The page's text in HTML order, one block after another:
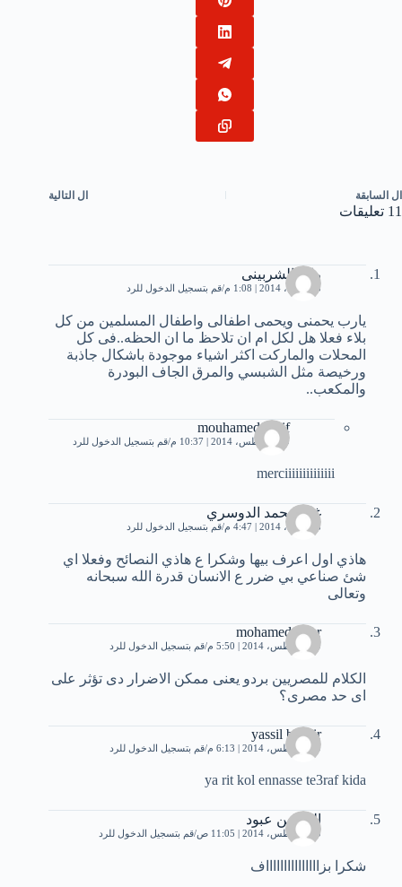
ال السابقة ال التالية
11 تعليقات
رانيا الشربينى
15 أبريل، 2014 | 1:08 م قم بتسجيل الدخول للرد
يارب يحمنى ويحمى اطفالى واطفال المسلمين من كل
بلاء فعلا هل لكل ام ان تلاحظ ما ان الحظه..فى كل
المحلات والماركت اكثر اشياء موجودة باشكال جاذبة
ورخيصة مثل الشبسي والمرق الجاف البودرة
والمكعب..
mouhamed chrif
29 أغسطس، 2014 | 10:37 م قم بتسجيل الدخول للرد
merciiiiiiiiiiiiii
غادةمحمد الدوسري
18 أبريل، 2014 | 4:47 م قم بتسجيل الدخول للرد
هاذي اول اعرف بيها وشكرا ع هاذي النصائح وفعلا اي
شئ صناعي بي ضرر ع الانسان قدرة الله سبحانه
وتعالى
mohamed nour
29 أغسطس، 2014 | 5:50 م قم بتسجيل الدخول للرد
الكلام للمصريين بردو يعنى ممكن الاضرار دى تؤثر على
اى حد مصرى؟
yassil bachir
29 أغسطس، 2014 | 6:13 م قم بتسجيل الدخول للرد
ya rit kol ennasse te3raf kida
الحسين عبود
30 أغسطس، 2014 | 11:05 ص قم بتسجيل الدخول للرد
شكرا بزاااااااااااااااف